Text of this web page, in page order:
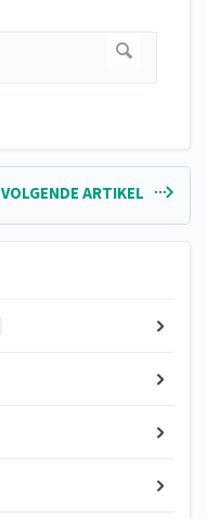
VOLGENDE ARTIKEL